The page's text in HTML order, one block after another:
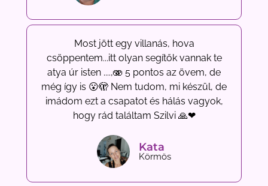
Most jött egy villanás, hova
csöppentem...itt olyan segítők vannak te
atya úr isten ....,🫨 5 pontos az övem, de
még így is 😮🫣 Nem tudom, mi készül, de
imádom ezt a csapatot és hálás vagyok,
hogy rád találtam Szilvi 🙏❤
Kata
Körmös